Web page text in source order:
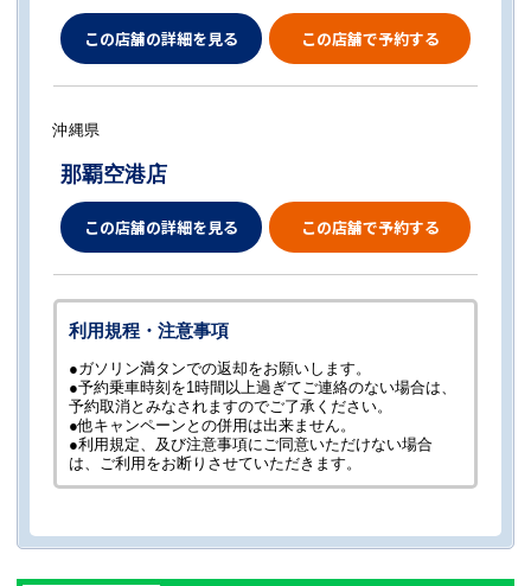
この店舗の詳細を見る この店舗で予約する
沖縄県
那覇空港店
この店舗の詳細を見る この店舗で予約する
利用規程・注意事項
●ガソリン満タンでの返却をお願いします。
●予約乗車時刻を1時間以上過ぎてご連絡のない場合は、
予約取消とみなされますのでご了承ください。
●他キャンペーンとの併用は出来ません。
●利用規定、及び注意事項にご同意いただけない場合
は、ご利用をお断りさせていただきます。